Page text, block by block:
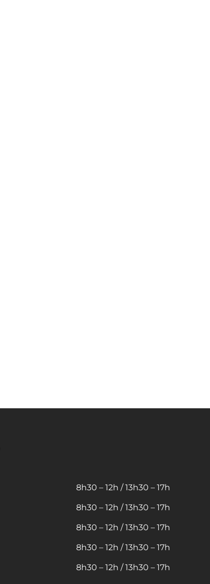
8h30 – 12h / 13h30 – 17h
8h30 – 12h / 13h30 – 17h
8h30 – 12h / 13h30 – 17h
8h30 – 12h / 13h30 – 17h
8h30 – 12h / 13h30 – 17h